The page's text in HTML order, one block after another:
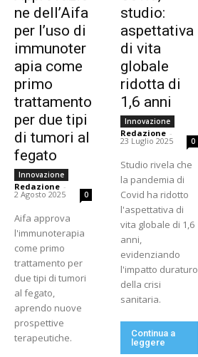
ne dell’Aifa
per l’uso di
immunoter
apia come
primo
trattamento
per due tipi
di tumori al
fegato
Innovazione
Redazione -
2 Agosto 2025 0
Aifa approva
l'immunoterapia
come primo
trattamento per
due tipi di tumori
al fegato,
aprendo nuove
prospettive
terapeutiche.
studio:
aspettativa
di vita
globale
ridotta di
1,6 anni
Innovazione
Redazione -
23 Luglio 2025 0
Studio rivela che
la pandemia di
Covid ha ridotto
l'aspettativa di
vita globale di 1,6
anni,
evidenziando
l'impatto duraturo
della crisi
sanitaria.
Continua a
leggere